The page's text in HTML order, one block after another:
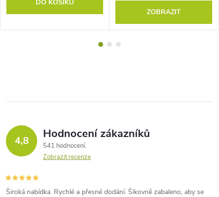
DO KOŠÍKU
ZOBRAZIT
4,8 Hodnocení zákazníků
541 hodnocení
Zobrazit recenze
Široká nabídka. Rychlé a přesné dodání. Šikovně zabaleno, aby se